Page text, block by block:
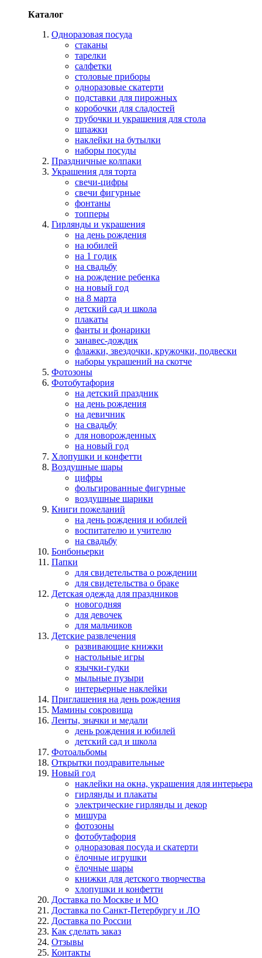
Каталог
Одноразовая посуда
стаканы
тарелки
салфетки
столовые приборы
одноразовые скатерти
подставки для пирожных
коробочки для сладостей
трубочки и украшения для стола
шпажки
наклейки на бутылки
наборы посуды
Праздничные колпаки
Украшения для торта
свечи-цифры
свечи фигурные
фонтаны
топперы
Гирлянды и украшения
на день рождения
на юбилей
на 1 годик
на свадьбу
на рождение ребенка
на новый год
на 8 марта
детский сад и школа
плакаты
фанты и фонарики
занавес-дождик
флажки, звездочки, кружочки, подвески
наборы украшений на скотче
Фотозоны
Фотобутафория
на детский праздник
на день рождения
на девичник
на свадьбу
для новорожденных
на новый год
Хлопушки и конфетти
Воздушные шары
цифры
фольгированные фигурные
воздушные шарики
Книги пожеланий
на день рождения и юбилей
воспитателю и учителю
на свадьбу
Бонбоньерки
Папки
для свидетельства о рождении
для свидетельства о браке
Детская одежда для праздников
новогодняя
для девочек
для мальчиков
Детские развлечения
развивающие книжки
настольные игры
язычки-гудки
мыльные пузыри
интерьерные наклейки
Приглашения на день рождения
Мамины сокровища
Ленты, значки и медали
день рождения и юбилей
детский сад и школа
Фотоальбомы
Открытки поздравительные
Новый год
наклейки на окна, украшения для интерьера
гирлянды и плакаты
электрические гирлянды и декор
мишура
фотозоны
фотобутафория
одноразовая посуда и скатерти
ёлочные игрушки
ёлочные шары
книжки для детского творчества
хлопушки и конфетти
Доставка по Москве и МО
Доставка по Санкт-Петербургу и ЛО
Доставка по России
Как сделать заказ
Отзывы
Контакты